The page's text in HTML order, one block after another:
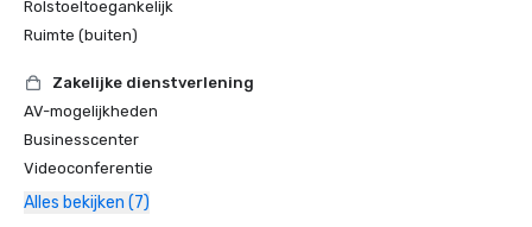
Rolstoeltoegankelijk
Ruimte (buiten)
Zakelijke dienstverlening
AV-mogelijkheden
Businesscenter
Videoconferentie
Alles bekijken (7)